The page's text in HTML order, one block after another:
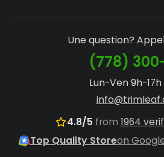
Une question?
(778)
Lun-Ven 9h-17h
4.8/5 from 1964
Top Quality Storeon